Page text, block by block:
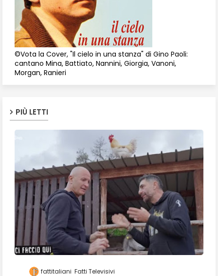
©Vota la Cover, "Il cielo in una stanza" di Gino Paoli:
cantano Mina, Battiato, Nannini, Giorgia, Vanoni,
Morgan, Ranieri
PIÙ LETTI
fattitaliani Fatti Televisivi